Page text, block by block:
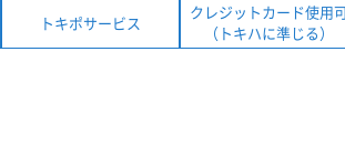
トキポサービス
クレジットカード使用
（トキハに準じる）